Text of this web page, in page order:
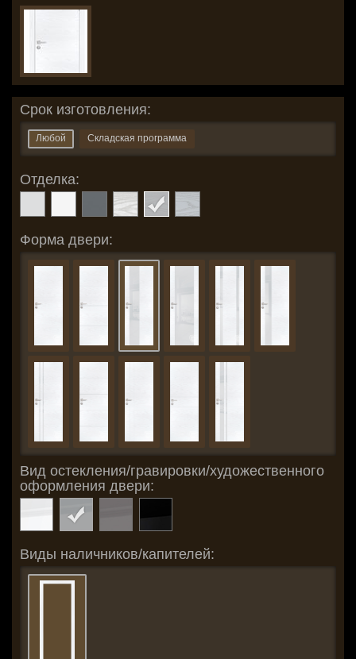
Срок изготовления:
Любой Складская программа
Отделка:
Форма двери:
Вид остекления/гравировки/художественного
оформления двери:
Виды наличников/капителей: